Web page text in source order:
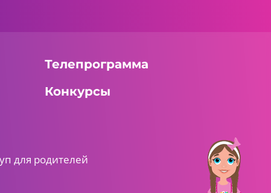
Телепрограмма
Конкурсы
для родителей